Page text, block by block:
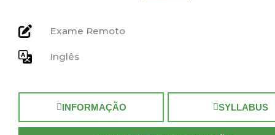
Exame Remoto
Inglês
INFORMAÇÃO SYLLABUS